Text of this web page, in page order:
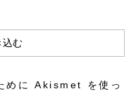
込む
めに Akismet を使っ